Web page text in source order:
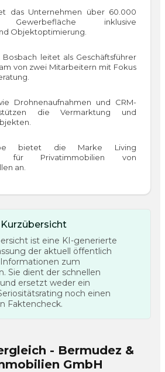
das Unternehmen über 60.000
Gewerbefläche inklusive
Objektoptimierung.
leitet als Geschäftsführer
von zwei Mitarbeitern mit Fokus
Drohnenaufnahmen und CRM-
die Vermarktung und
bietet die Marke Living
für Privatimmobilien von
an.
ist eine KI-generierte
der aktuell öffentlich
zum
Sie dient der schnellen
ersetzt weder ein
noch einen
Faktencheck.
- Bermudez &
GmbH